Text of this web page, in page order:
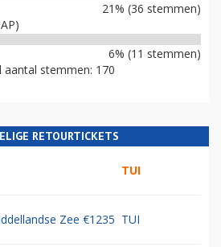
21% (36 stemmen)
6% (11 stemmen)
aantal stemmen: 170
RETOURTICKETS
TUI
Zee €1235 TUI